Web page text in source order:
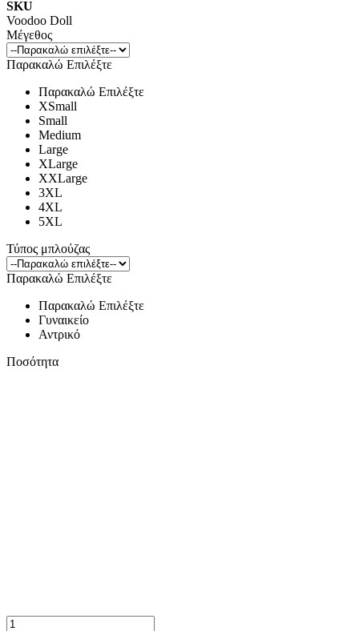
SKU
Voodoo Doll
Μέγεθος
Παρακαλώ Επιλέξτε
Παρακαλώ Επιλέξτε
XSmall
Small
Medium
Large
XLarge
XXLarge
3XL
4XL
5XL
Τύπος μπλούζας
Παρακαλώ Επιλέξτε
Παρακαλώ Επιλέξτε
Γυναικείο
Αντρικό
Ποσότητα